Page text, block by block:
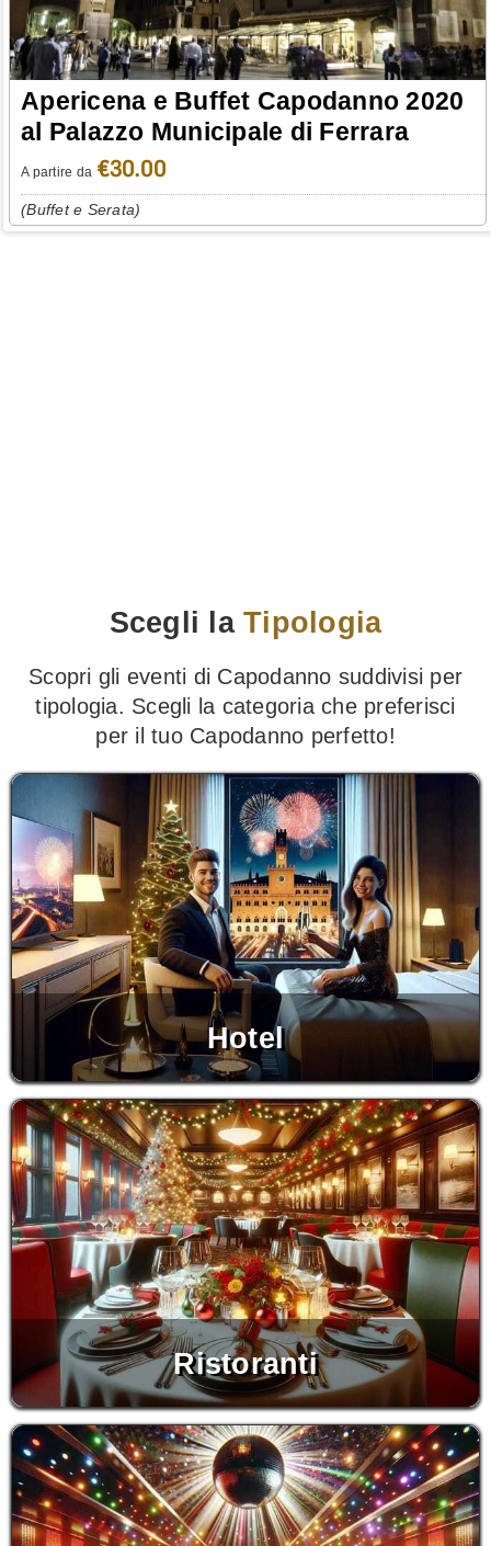
Apericena e Buffet Capodanno 2020
al Palazzo Municipale di Ferrara
A partire da €30.00
(Buffet e Serata)
Scegli laTipologia
Scopri gli eventi di Capodanno suddivisi per
tipologia. Scegli la categoria che preferisci
per il tuo Capodanno perfetto!
Hotel
Ristoranti